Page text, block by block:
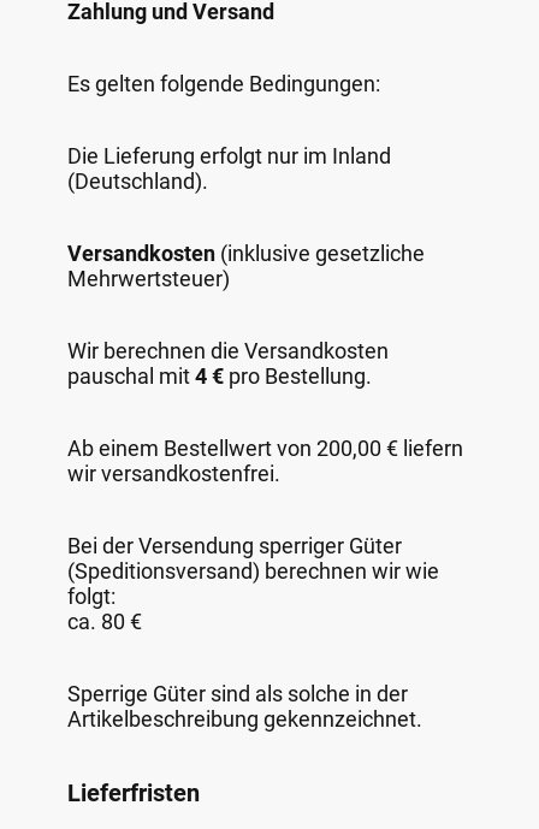
Zahlung und Versand
Es gelten folgende Bedingungen:
Die Lieferung erfolgt nur im Inland
(Deutschland).
Versandkosten (inklusive gesetzliche
Mehrwertsteuer)
Wir berechnen die Versandkosten
pauschal mit4 € pro Bestellung.
Ab einem Bestellwert von 200,00 € liefern
wir versandkostenfrei.
Bei der Versendung sperriger Güter
(Speditionsversand) berechnen wir wie
folgt:
ca. 80 €
Sperrige Güter sind als solche in der
Artikelbeschreibung gekennzeichnet.
Lieferfristen